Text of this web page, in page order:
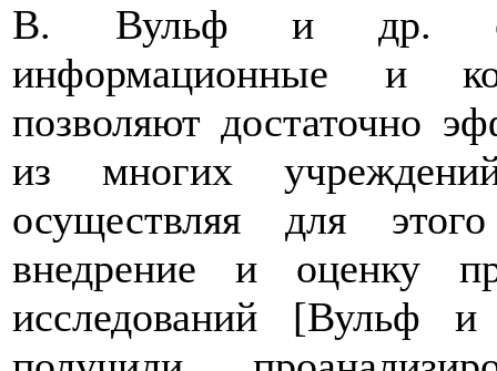
В. Вульф и др.
информационные и
позволяют достаточно
из многих
осуществляя для этого
внедрение и оценку
исследований [Вульф